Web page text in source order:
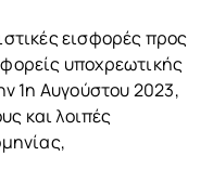
εισφορές προς
υποχρεωτικής
1η Αυγούστου 2023,
και λοιπές